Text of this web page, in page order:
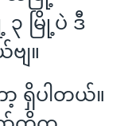
၃ မြို့ပဲ ဒီ
ျ။
ရှိပါတယ်။